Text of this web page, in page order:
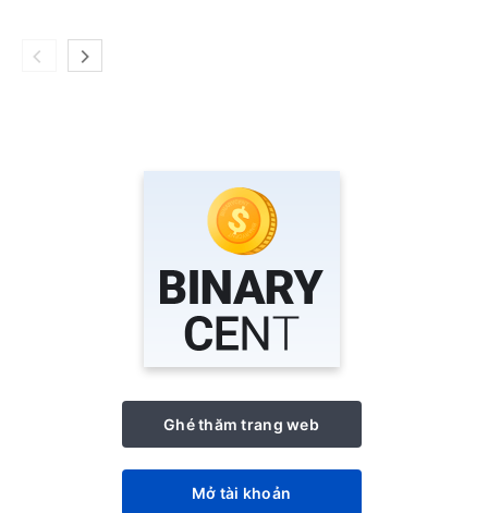
Ghé thăm trang web
Mở tài khoản